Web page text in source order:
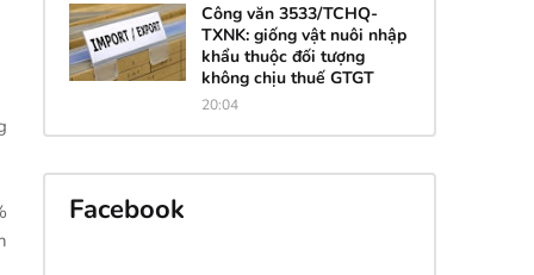
Công văn 3533/TCHQ-
TXNK: giống vật nuôi nhập
khẩu thuộc đối tượng
không chịu thuế GTGT
20:04
Facebook